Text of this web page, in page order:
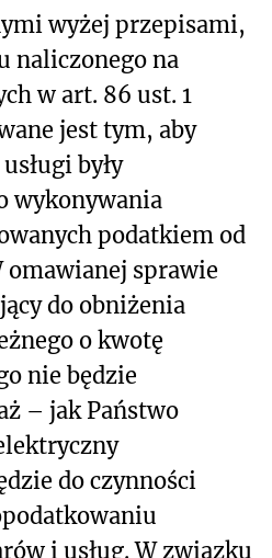
wyżej przepisami,
naliczonego na
w art. 86 ust. 1
jest tym, aby
były
wykonywania
podatkiem od
omawianej sprawie
do obniżenia
o kwotę
nie będzie
– jak Państwo
do czynności
i usług. W związku